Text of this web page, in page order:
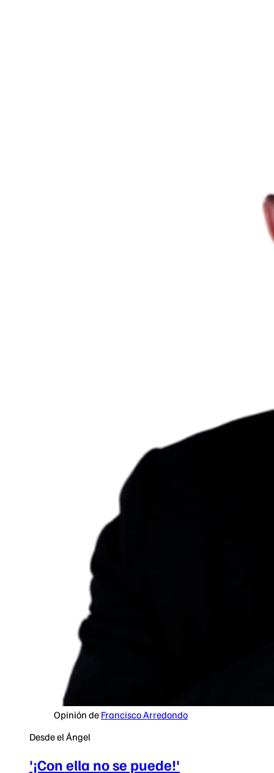
Opinión de Francisco Arredondo
Desde el Ángel
'¡Con ella no se puede!'